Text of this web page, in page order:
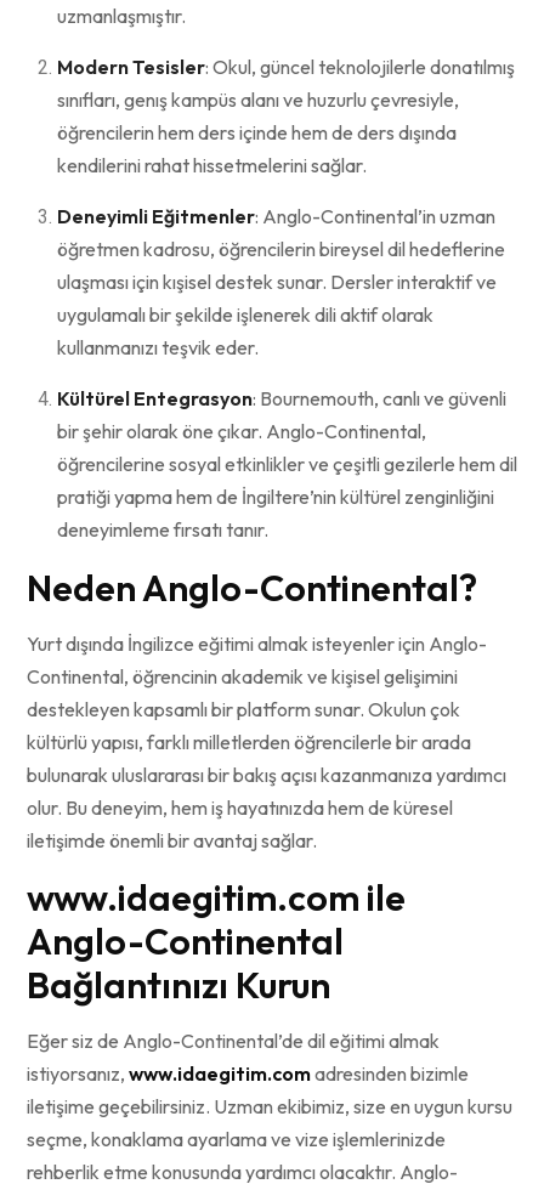
uzmanlaşmıştır.
Modern Tesisler: Okul, güncel teknolojilerle donatılmış
sınıfları, genış kampüs alanı ve huzurlu çevresiyle,
öğrencilerin hem ders içinde hem de ders dışında
kendilerini rahat hissetmelerini sağlar.
Deneyimli Eğitmenler: Anglo-Continental’in uzman
öğretmen kadrosu, öğrencilerin bireysel dil hedeflerine
ulaşması için kışisel destek sunar. Dersler interaktif ve
uygulamalı bir şekilde işlenerek dili aktif olarak
kullanmanızı teşvik eder.
Kültürel Entegrasyon: Bournemouth, canlı ve güvenli
bir şehir olarak öne çıkar. Anglo-Continental,
öğrencilerine sosyal etkinlikler ve çeşitli gezilerle hem dil
pratiği yapma hem de İngiltere’nin kültürel zenginliğini
deneyimleme fırsatı tanır.
Neden Anglo-Continental?
Yurt dışında İngilizce eğitimi almak isteyenler için Anglo-
Continental, öğrencinin akademik ve kişisel gelişimini
destekleyen kapsamlı bir platform sunar. Okulun çok
kültürlü yapısı, farklı milletlerden öğrencilerle bir arada
bulunarak uluslararası bir bakış açısı kazanmanıza yardımcı
olur. Bu deneyim, hem iş hayatınızda hem de küresel
iletişimde önemli bir avantaj sağlar.
www.idaegitim.com ile
Anglo-Continental
Bağlantınızı Kurun
Eğer siz de Anglo-Continental’de dil eğitimi almak
istiyorsanız, www.idaegitim.comadresinden bizimle
iletişime geçebilirsiniz. Uzman ekibimiz, size en uygun kursu
seçme, konaklama ayarlama ve vize işlemlerinizde
rehberlik etme konusunda yardımcı olacaktır. Anglo-